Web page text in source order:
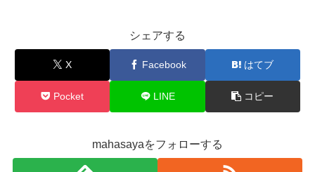
シェアする
X Facebook はてブ
Pocket LINE コピー
mahasayaをフォローする